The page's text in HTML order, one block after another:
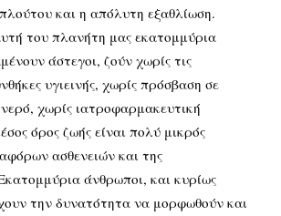
και η απόλυτη εξαθλίωση.
του πλανήτη μας εκατομμύρια
άστεγοι, ζούν χωρίς τις
υγιεινής, χωρίς πρόσβαση σε
χωρίς ιατροφαρμακευτική
όρος ζωής είναι πολύ μικρός
ασθενειών και της
άνθρωποι, και κυρίως
την δυνατότητα να μορφωθούν και